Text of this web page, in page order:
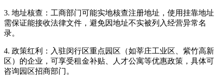
3. 地址核查：工商部门可能实地核查注册地址，使用挂靠地址
需保证能接收法律文件，避免因地址不实被列入经营异常名
录。
4. 政策红利：入驻闵行区重点园区（如莘庄工业区、紫竹高新
区）的企业，可享受租金补贴、人才公寓等优惠政策，具体可
咨询园区招商部门。